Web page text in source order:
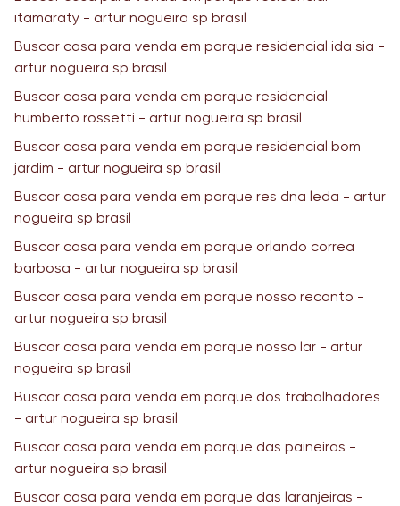
itamaraty - artur nogueira sp brasil
Buscar casa para venda em parque residencial ida sia -
artur nogueira sp brasil
Buscar casa para venda em parque residencial
humberto rossetti - artur nogueira sp brasil
Buscar casa para venda em parque residencial bom
jardim - artur nogueira sp brasil
Buscar casa para venda em parque res dna leda - artur
nogueira sp brasil
Buscar casa para venda em parque orlando correa
barbosa - artur nogueira sp brasil
Buscar casa para venda em parque nosso recanto -
artur nogueira sp brasil
Buscar casa para venda em parque nosso lar - artur
nogueira sp brasil
Buscar casa para venda em parque dos trabalhadores
- artur nogueira sp brasil
Buscar casa para venda em parque das paineiras -
artur nogueira sp brasil
Buscar casa para venda em parque das laranjeiras -